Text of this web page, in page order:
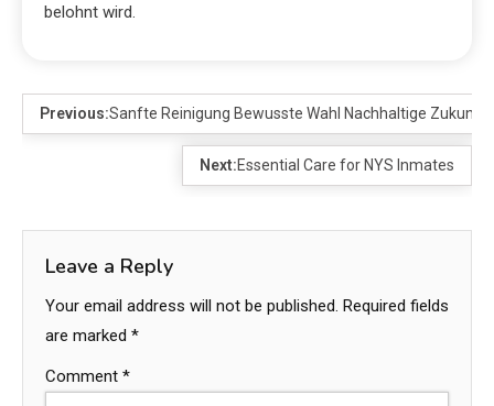
belohnt wird.
Previous:Sanfte Reinigung Bewusste Wahl Nachhaltige Zukunft
Next:Essential Care for NYS Inmates
Leave a Reply
Your email address will not be published. Required fields
are marked *
Comment *